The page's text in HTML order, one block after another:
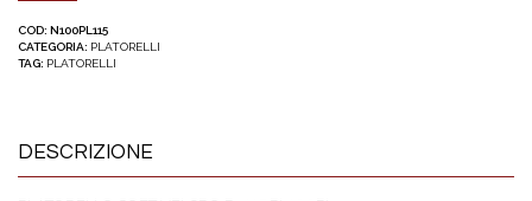
COD: N100PL115
CATEGORIA: PLATORELLI
TAG: PLATORELLI
DESCRIZIONE